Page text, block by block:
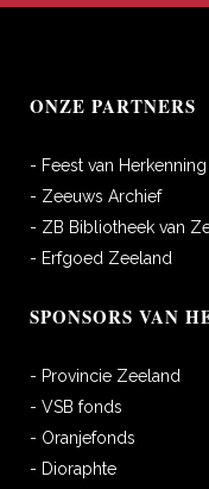
ONZE PARTNERS
- Feest van
- Zeeuws Archief
- ZB Bibliotheek van
- Erfgoed Zeeland
SPONSORS VAN
- Provincie Zeeland
- VSB fonds
- Oranjefonds
- Dioraphte